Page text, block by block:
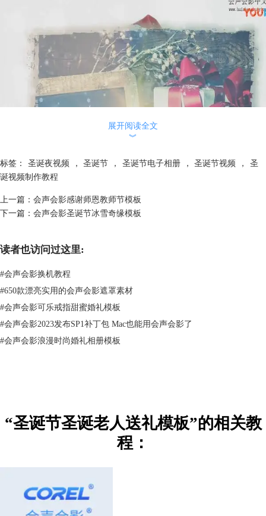
展开阅读全文
︾
标签： 圣诞夜视频 ， 圣诞节 ， 圣诞节电子相册 ， 圣诞节视频 ，
圣
诞视频制作教程
上一篇： 会声会影感谢师恩教师节模板
下一篇： 会声会影圣诞节冰雪奇缘模板
读者也访问过这里:
#会声会影换机教程
#650款漂亮实用的会声会影遮罩素材
#会声会影可乐戒指甜蜜婚礼模板
#会声会影2023发布SP1补丁包 Mac也能用会声会影了
#会声会影浪漫时尚婚礼相册模板
“圣诞节圣诞老人送礼模板”的相关教
程：